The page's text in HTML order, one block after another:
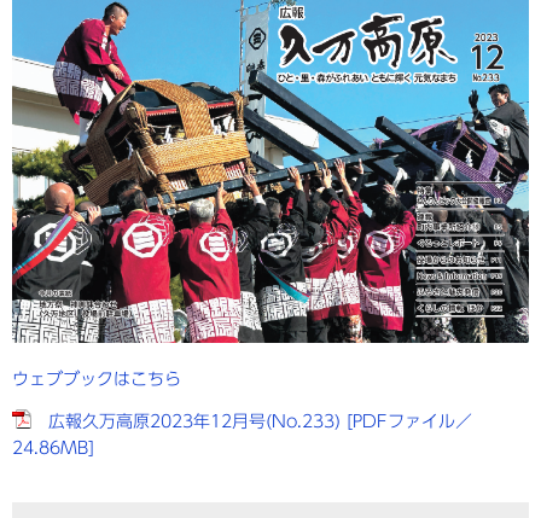
ウェブブックはこちら
広報久万高原2023年12月号(No.233) [PDFファイル／
24.86MB]